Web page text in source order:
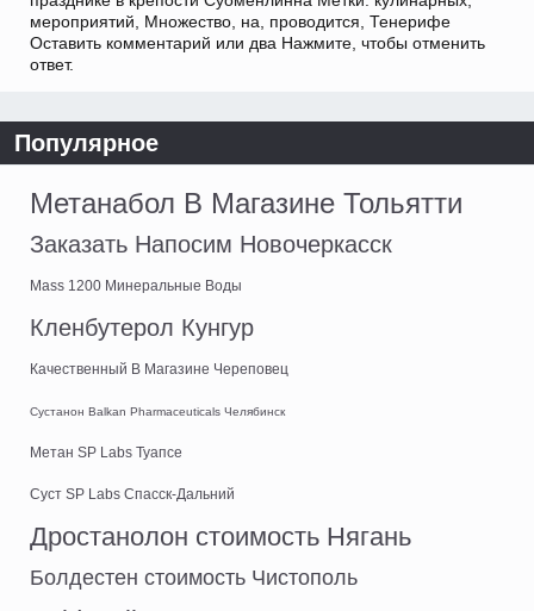
мероприятий, Множество, на, проводится, Тенерифе
Оставить комментарий или два Нажмите, чтобы отменить
ответ.
Популярное
Метанабол В Магазине Тольятти
Заказать Напосим Новочеркасск
Mass 1200 Минеральные Воды
Кленбутерол Кунгур
Качественный В Магазине Череповец
Сустанон Balkan Pharmaceuticals Челябинск
Метан SP Labs Туапсе
Суст SP Labs Спасск-Дальний
Дростанолон стоимость Нягань
Болдестен стоимость Чистополь